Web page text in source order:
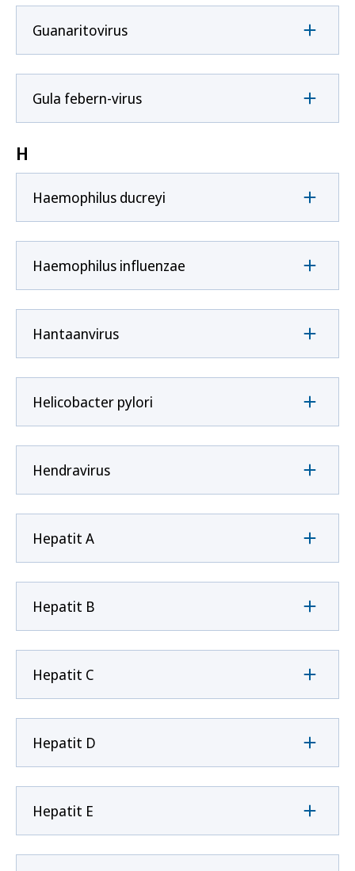
Guanaritovirus
Gula febern-virus
H
Haemophilus ducreyi
Haemophilus influenzae
Hantaanvirus
Helicobacter pylori
Hendravirus
Hepatit A
Hepatit B
Hepatit C
Hepatit D
Hepatit E